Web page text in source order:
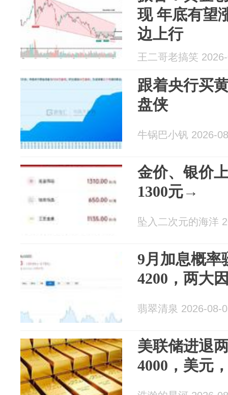
现 年底有望
边上行
王二哥老搞笑
跟着央行买
盘侠
牛锅巴小钒 2026-
金价、银价
1300元→
坠入二次元的海洋
9月加息概率
4200，两大
翡翠清泉 2026-08-
美联储进退
4000，美元